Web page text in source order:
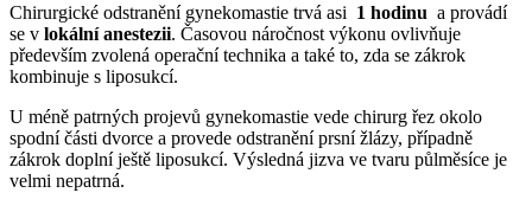
Chirurgické odstranění gynekomastie trvá asi 1 hodinu a provádí
se v lokální anestezii. Časovou náročnost výkonu ovlivňuje
především zvolená operační technika a také to, zda se zákrok
kombinuje s liposukcí.
U méně patrných projevů gynekomastie vede chirurg řez okolo
spodní části dvorce a provede odstranění prsní žlázy, případně
zákrok doplní ještě liposukcí. Výsledná jizva ve tvaru půlměsíce je
velmi nepatrná.